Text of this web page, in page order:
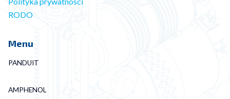
RODO
Menu
PANDUIT
AMPHENOL